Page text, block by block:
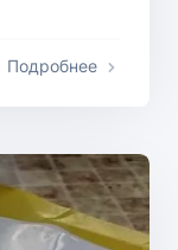
Подробнее